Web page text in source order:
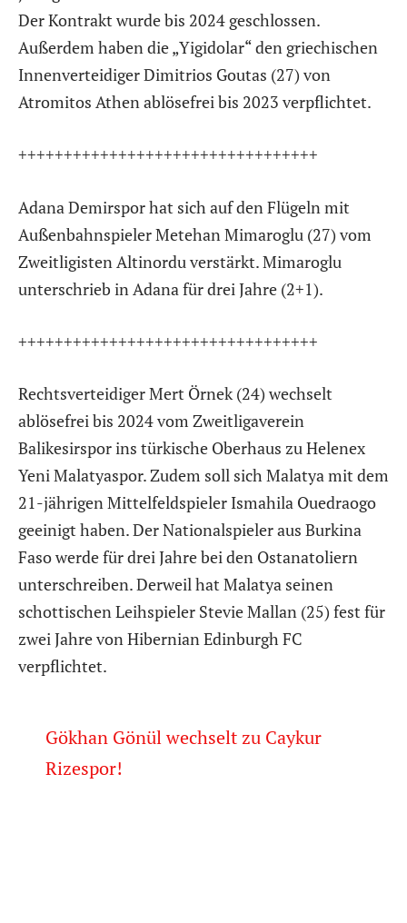
Der Kontrakt wurde bis 2024 geschlossen.
Außerdem haben die „Yigidolar“ den griechischen
Innenverteidiger Dimitrios Goutas (27) von
Atromitos Athen ablösefrei bis 2023 verpflichtet.
+++++++++++++++++++++++++++++++++
Adana Demirspor hat sich auf den Flügeln mit
Außenbahnspieler Metehan Mimaroglu (27) vom
Zweitligisten Altinordu verstärkt. Mimaroglu
unterschrieb in Adana für drei Jahre (2+1).
+++++++++++++++++++++++++++++++++
Rechtsverteidiger Mert Örnek (24) wechselt
ablösefrei bis 2024 vom Zweitligaverein
Balikesirspor ins türkische Oberhaus zu Helenex
Yeni Malatyaspor. Zudem soll sich Malatya mit dem
21-jährigen Mittelfeldspieler Ismahila Ouedraogo
geeinigt haben. Der Nationalspieler aus Burkina
Faso werde für drei Jahre bei den Ostanatoliern
unterschreiben. Derweil hat Malatya seinen
schottischen Leihspieler Stevie Mallan (25) fest für
zwei Jahre von Hibernian Edinburgh FC
verpflichtet.
Gökhan Gönül wechselt zu Caykur
Rizespor!